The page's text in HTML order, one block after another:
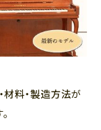
材料・製造方法が